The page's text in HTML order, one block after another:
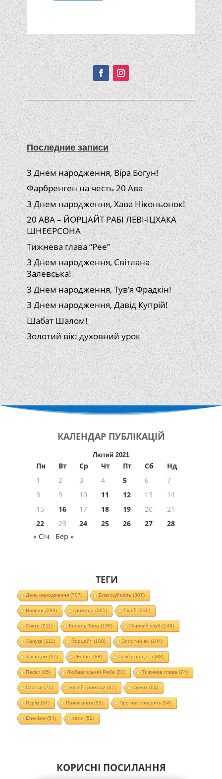
Подписывайтесь!
Последние записи
З Днем народження, Віра Богун!
Фарбренген на честь 20 Ава
З Днем народження, Хава Ніконьонок!
20 АВА – ЙОРЦАЙТ РАБІ ЛЕВІ-ІЦХАКА
ШНЕЄРСОНА
Тижнева глава “Рее”
З Днем народження, Світлана
Залевська!
З Днем народження, Тув’я Фрадкін!
З Днем народження, Давід Купрій!
Шабат Шалом!
Золотий вік: духовний урок
КАЛЕНДАР ПУБЛІКАЦІЙ
Лютий 2021
Пн Вт Ср Чт Пт Сб
Нд
1
2 3 4 5 6
7
8
9 10 11 12 13
14
15
16 17 18 19 20
21
22
23 24 25 26 27
28
« Січ
Бер »
ТЕГИ
День народження(707) Благодійність (307)
Новини (299) громада (265) Ліцей (216)
Свято (211) Колель Тора (188) Жіночий клуб (149)
Ханука (111) Йорцайт (108) Золотий вік(104)
Хасидізм (97) JFuture (88) Пам'ятна дата (88)
Песах(85) Любавичський Ребе (80) Тижнева глава (74)
Статьи (71) музей громади (67) Суккот (64)
Пурім (57) Привітання(55) Про нас говорять (54)
EnerJew(54) хали (52)
КОРИСНІ ПОСИЛАННЯ